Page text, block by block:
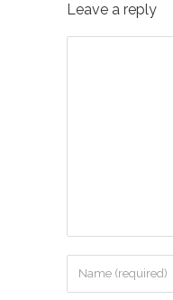
Leave a reply